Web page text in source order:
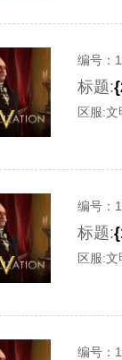
编号：
标题:
区服:文
编号：
标题:
区服:文
编号：